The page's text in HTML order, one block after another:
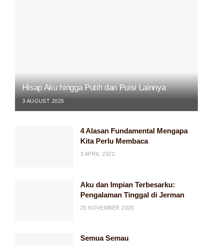
Hisap Aku hingga Putih dan Puisi Lainnya
3 AUGUST 2025
4 Alasan Fundamental Mengapa
Kita Perlu Membaca
3 APRIL 2022
Aku dan Impian Terbesarku:
Pengalaman Tinggal di Jerman
29 NOVEMBER 2020
Semua Semau